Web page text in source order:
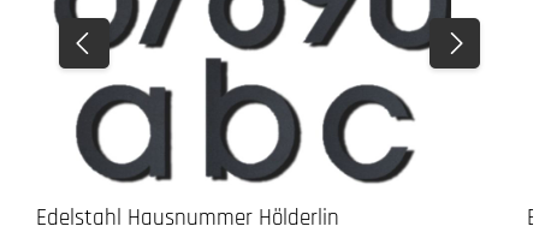
Edelstahl Hausnummer Hölderlin